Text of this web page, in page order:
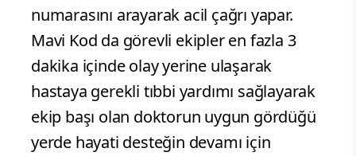
numarasını arayarak acil çağrı yapar.
Mavi Kod da görevli ekipler en fazla 3
dakika içinde olay yerine ulaşarak
hastaya gerekli tıbbi yardımı sağlayarak
ekip başı olan doktorun uygun gördüğü
yerde hayati desteğin devamı için